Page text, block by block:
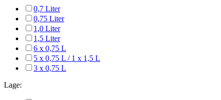
0,7 Liter
0,75 Liter
1,0 Liter
1,5 Liter
6 x 0,75 L
5 x 0,75 L / 1 x 1,5 L
3 x 0,75 L
Lage: